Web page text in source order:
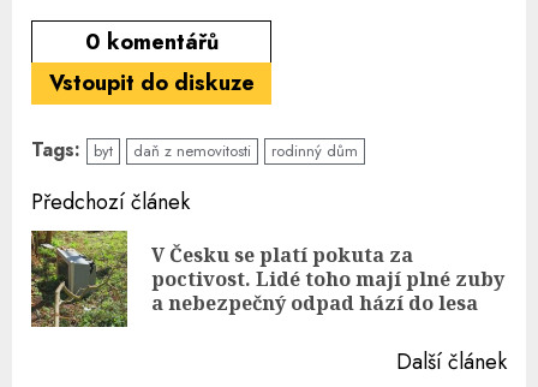
0 komentářů
Vstoupit do diskuze
Tags: byt daň z nemovitosti rodinný dům
Continue
Reading
Předchozí článek
V Česku se platí pokuta za
poctivost. Lidé toho mají plné zuby
a nebezpečný odpad hází do lesa
Další článek